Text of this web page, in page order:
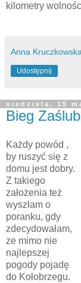
kilometry
Anna
Udostępnij
niedziela, 15
Bieg
Każdy powód ,
by ruszyć się z
domu jest dobry.
Z takiego
założenia też
wyszłam o
poranku, gdy
zdecydowałam,
ze mimo nie
najlepszej
pogody pojadę
do Kołobrzegu.